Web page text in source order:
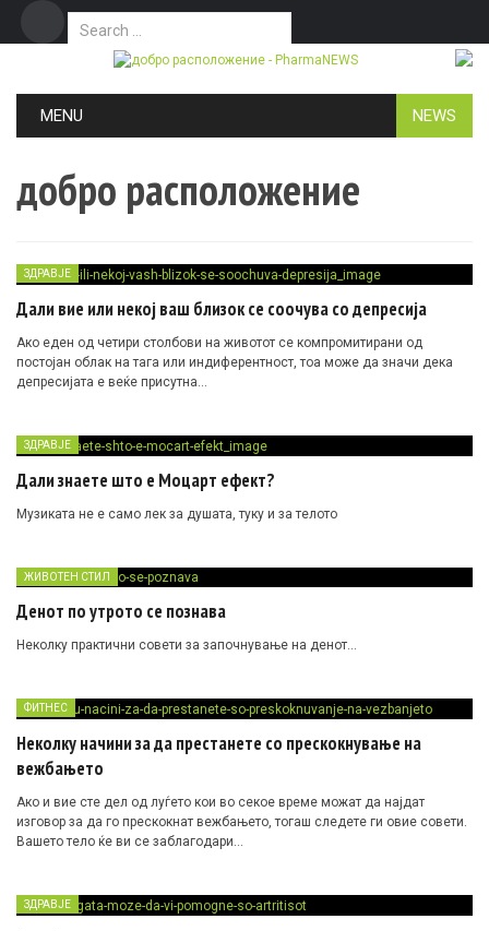
Search for:
MENU NEWS
добро расположение
ЗДРАВЈЕ
Дали вие или некој ваш близок се соочува со депресија
Ако еден од четири столбови на животот се компромитирани од
постојан облак на тага или индиферентност, тоа може да значи дека
депресијата е веќе присутна…
ЗДРАВЈЕ
Дали знаете што е Моцарт ефект?
Музиката не е само лек за душата, туку и за телото
ЖИВОТЕН СТИЛ
Денот по утрото се познава
Неколку практични совети за започнување на денот…
ФИТНЕС
Неколку начини за да престанете со прескокнување на
вежбањето
Ако и вие сте дел од луѓето кои во секое време можат да најдат
изговор за да го прескокнат вежбањето, тогаш следете ги овие совети.
Вашето тело ќе ви се заблагодари…
ЗДРАВЈЕ